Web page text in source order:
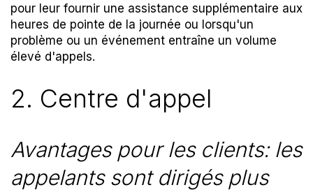
pour leur fournir une assistance supplémentaire aux
heures de pointe de la journée ou lorsqu'un
problème ou un événement entraîne un volume
élevé d'appels.
2. Centre d'appel
Avantages pour les clients: les
appelants sont dirigés plus